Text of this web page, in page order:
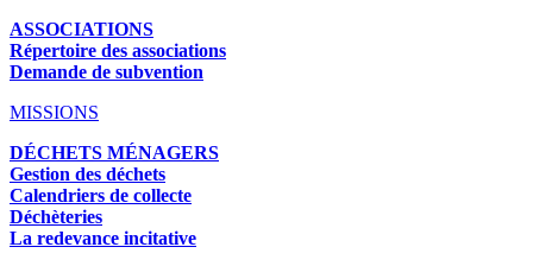
ASSOCIATIONS
Répertoire des associations
Demande de subvention
MISSIONS
DÉCHETS MÉNAGERS
Gestion des déchets
Calendriers de collecte
Déchèteries
La redevance incitative